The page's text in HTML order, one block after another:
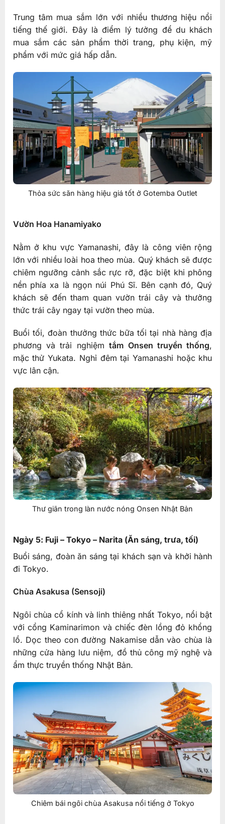
Trung tâm mua sắm lớn với nhiều thương hiệu nổi
tiếng thế giới. Đây là điểm lý tưởng để du khách
mua sắm các sản phẩm thời trang, phụ kiện, mỹ
phẩm với mức giá hấp dẫn.
Thỏa sức săn hàng hiệu giá tốt ở Gotemba Outlet
Vườn Hoa Hanamiyako
Nằm ở khu vực Yamanashi, đây là công viên rộng
lớn với nhiều loài hoa theo mùa. Quý khách sẽ được
chiêm ngưỡng cảnh sắc rực rỡ, đặc biệt khi phông
nền phía xa là ngọn núi Phú Sĩ. Bên cạnh đó, Quý
khách sẽ đến tham quan vườn trái cây và thưởng
thức trái cây ngay tại vườn theo mùa.
Buổi tối, đoàn thưởng thức bữa tối tại nhà hàng địa
phương và trải nghiệmtắm Onsen truyền thống,
mặc thử Yukata. Nghỉ đêm tại Yamanashi hoặc khu
vực lân cận.
Thư giãn trong làn nước nóng Onsen Nhật Bản
Ngày 5: Fuji – Tokyo – Narita (Ăn sáng, trưa, tối)
Buổi sáng, đoàn ăn sáng tại khách sạn và khởi hành
đi Tokyo.
Chùa Asakusa (Sensoji)
Ngôi chùa cổ kính và linh thiêng nhất Tokyo, nổi bật
với cổng Kaminarimon và chiếc đèn lồng đỏ khổng
lồ. Dọc theo con đường Nakamise dẫn vào chùa là
những cửa hàng lưu niệm, đồ thủ công mỹ nghệ và
ẩm thực truyền thống Nhật Bản.
Chiêm bái ngôi chùa Asakusa nổi tiếng ở Tokyo